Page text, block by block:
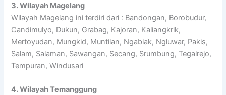
3. Wilayah Magelang
Wilayah Magelang ini terdiri dari : Bandongan, Borobudur,
Candimulyo, Dukun, Grabag, Kajoran, Kaliangkrik,
Mertoyudan, Mungkid, Muntilan, Ngablak, Ngluwar, Pakis,
Salam, Salaman, Sawangan, Secang, Srumbung, Tegalrejo,
Tempuran, Windusari
4. Wilayah Temanggung